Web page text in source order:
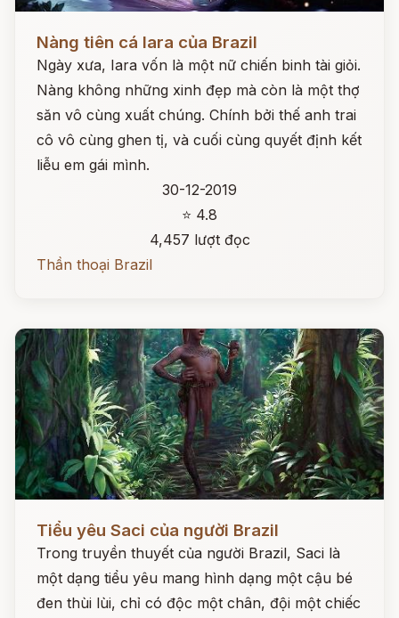
Nàng tiên cá Iara của Brazil
Ngày xưa, Iara vốn là một nữ chiến binh tài giỏi.
Nàng không những xinh đẹp mà còn là một thợ
săn vô cùng xuất chúng. Chính bởi thế anh trai
cô vô cùng ghen tị, và cuối cùng quyết định kết
liễu em gái mình.
30-12-2019
⭐ 4.8
4,457 lượt đọc
Thần thoại Brazil
Đọc ngay
Tiểu yêu Saci của người Brazil
Trong truyền thuyết của người Brazil, Saci là
một dạng tiểu yêu mang hình dạng một cậu bé
đen thùi lùi, chỉ có độc một chân, đội một chiếc